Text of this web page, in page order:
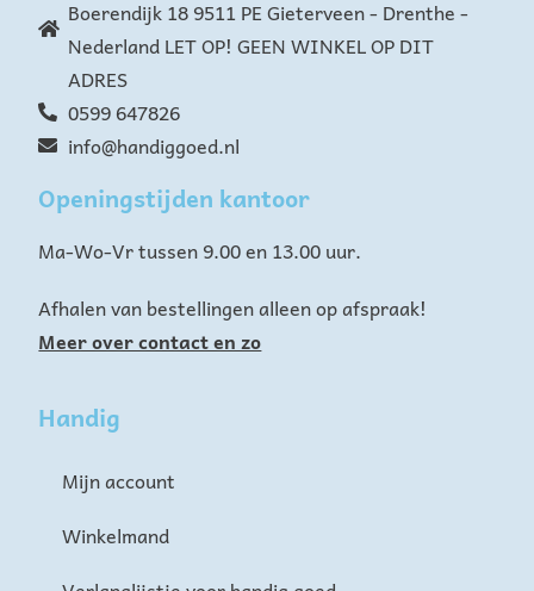
Boerendijk 18 9511 PE Gieterveen - Drenthe -
Nederland LET OP! GEEN WINKEL OP DIT
ADRES
0599 647826
info@handiggoed.nl
Openingstijden kantoor
Ma-Wo-Vr tussen 9.00 en 13.00 uur.
Afhalen van bestellingen alleen op afspraak!
Meer over contact en zo
Handig
Mijn account
Winkelmand